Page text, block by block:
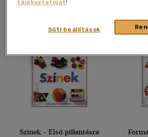
Gyermek
(2)
Vélemény szerint
Alkalmaz
40 db / oldal
Összesen2db
Színek - Első pillantásra
tájékoztatóját!
Süti beállítások